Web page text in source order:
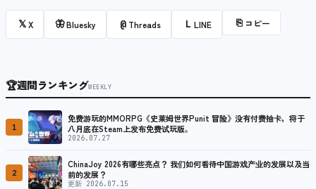
𝕏X 🦋Bluesky @ Threads L LINE ⎘ コピー
🏆週間ランキングWEEKLY
1
免费游玩的MMORPG《史莱姆世界Punit 冒险》没有付费抽卡，将于
八月底在Steam上发布免费试玩版。
2026.07.27
2
ChinaJoy 2026有哪些亮点？ 我们如何看待中国游戏产业的发展以及当
前的发展？
更新 2026.07.15